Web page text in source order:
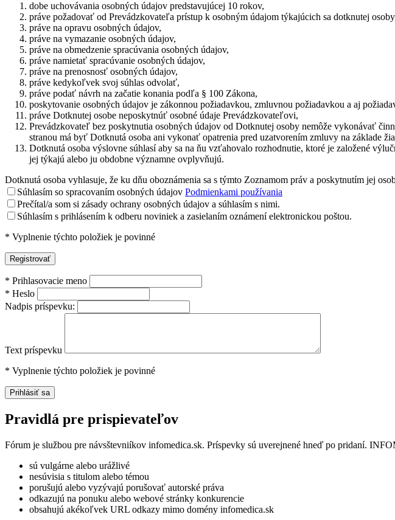
dobe uchovávania osobných údajov predstavujúcej 10 rokov,
práve požadovať od Prevádzkovateľa prístup k osobným údajom týkajúcich sa dotknutej
práve na opravu osobných údajov,
práve na vymazanie osobných údajov,
práve na obmedzenie spracúvania osobných údajov,
práve namietať spracúvanie osobných údajov,
práve na prenosnosť osobných údajov,
práve kedykoľvek svoj súhlas odvolať,
práve podať návrh na začatie konania podľa § 100 Zákona,
poskytovanie osobných údajov je zákonnou požiadavkou, zmluvnou požiadavkou a aj
práve Dotknutej osobe neposkytnúť osobné údaje Prevádzkovateľovi,
Prevádzkovateľ bez poskytnutia osobných údajov od Dotknutej osoby nemôže vykonávať
stranou má byť Dotknutá osoba ani vykonať opatrenia pred uzatvorením zmluvy na základe
Dotknutá osoba výslovne súhlasí aby sa na ňu vzťahovalo rozhodnutie, ktoré je založené
jej týkajú alebo ju obdobne významne ovplyvňujú.
Dotknutá osoba vyhlasuje, že ku dňu oboznámenia sa s týmto Zoznamom práv a poskytnutím jej
Súhlasím so spracovaním osobných údajov Podmienkami používania
Prečítal/a som si zásady ochrany osobných údajov a súhlasím s nimi.
Súhlasím s prihlásením k odberu noviniek a zasielaním oznámení elektronickou poštou.
* Vyplnenie týchto položiek je povinné
* Prihlasovacie meno
* Heslo
Nadpis príspevku:
Text príspevku
* Vyplnenie týchto položiek je povinné
Pravidlá pre prispievateľov
Fórum je službou pre návsštevniíkov infomedica.sk. Príspevky sú uverejnené hneď po pridaní.
sú vulgárne alebo urážlivé
nesúvisia s titulom alebo témou
porušujú alebo vyzývajú porušovať autorské práva
odkazujú na ponuku alebo webové stránky konkurencie
obsahujú akékoľvek URL odkazy mimo domény infomedica.sk